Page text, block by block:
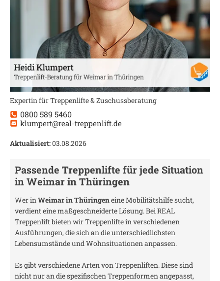
Expertin für Treppenlifte & Zuschussberatung
0800 589 5460
klumpert@real-treppenlift.de
Aktualisiert:03.08.2026
Passende Treppenlifte für jede Situation
inWeimar in Thüringen
Wer inWeimar in Thüringeneine Mobilitätshilfe sucht,
verdient eine maßgeschneiderte Lösung. Bei REAL
Treppenlift bieten wir Treppenlifte in verschiedenen
Ausführungen, die sich an die unterschiedlichsten
Lebensumstände und Wohnsituationen anpassen.
Es gibt verschiedene Arten von Treppenliften. Diese sind
nicht nur an die spezifischen Treppenformen angepasst,